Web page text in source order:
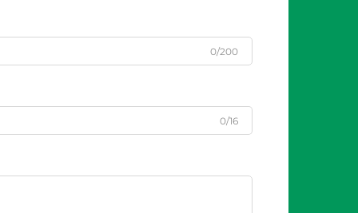
0/200
0/16